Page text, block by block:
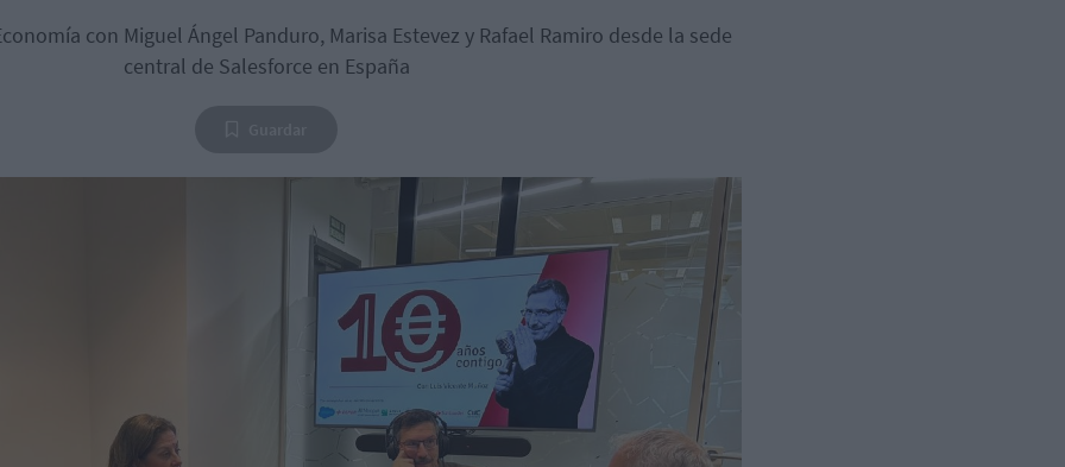
con Miguel Ángel Panduro, Marisa Estevez y Rafael Ramiro desde la sede
central de Salesforce en España